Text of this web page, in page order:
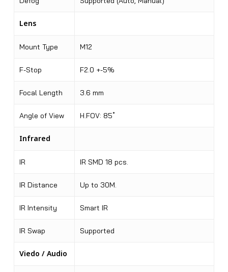
Lens
Mount Type M12
F-Stop F2.0 +-5%
Focal Length 3.6 mm
Angle of View H.FOV: 85 ํ
Infrared
IR IR SMD 18 pcs.
IR Distance Up to 30M.
IR Intensity Smart IR
IR Swap Supported
Viedo / Audio